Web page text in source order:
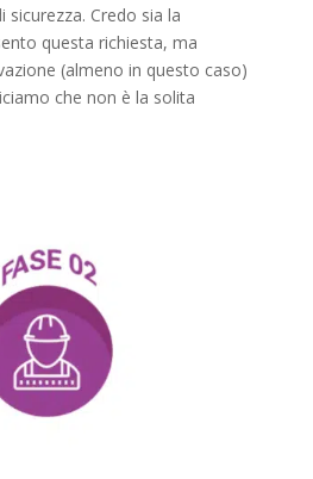
sicurezza. Credo sia la
questa richiesta, ma
(almeno in questo caso)
che non è la solita